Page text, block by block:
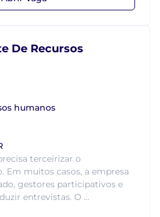
De Recursos
humanos
terceirizar o
Em muitos casos, a empresa
gestores participativos e
entrevistas. O ...